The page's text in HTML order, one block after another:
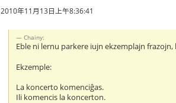
2010年11月13日上午8:36:41
Chainy:
Eble ni lernu parkere iujn ekzemplajn
Ekzemple:
La koncerto komenciĝas.
Ili komencis la koncerton.